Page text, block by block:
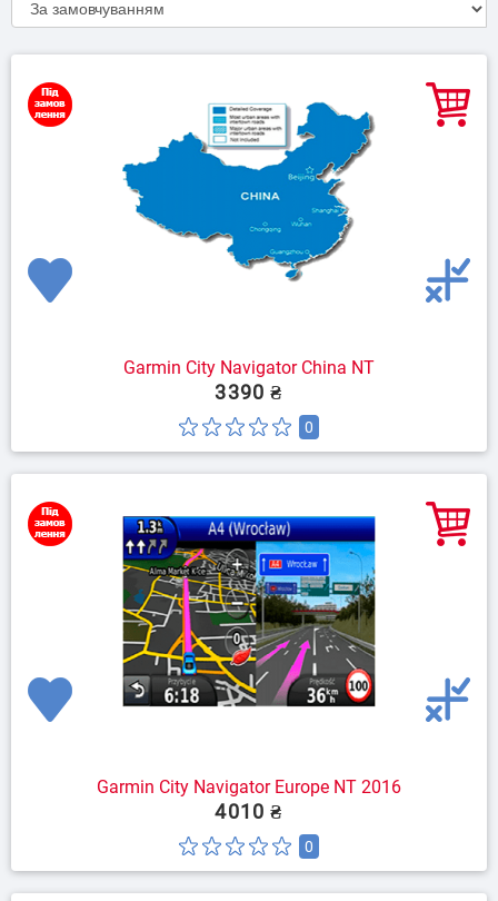
Garmin City Navigator China NT
3390 ₴
0
Garmin City Navigator Europe NT 2016
4010 ₴
0